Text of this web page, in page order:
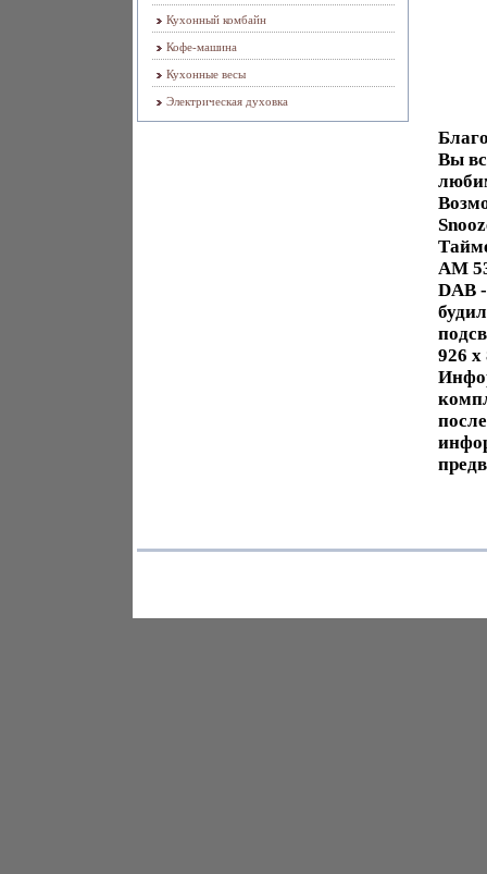
Кухонный комбайн
Кофе-машина
Кухонные весы
Электрическая духовка
Вы
AM
DAB
926